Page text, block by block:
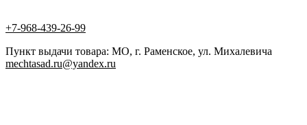
+7-968-439-26-99
Пункт выдачи товара: МО, г. Раменское, ул. Михалевича
mechtasad.ru@yandex.ru